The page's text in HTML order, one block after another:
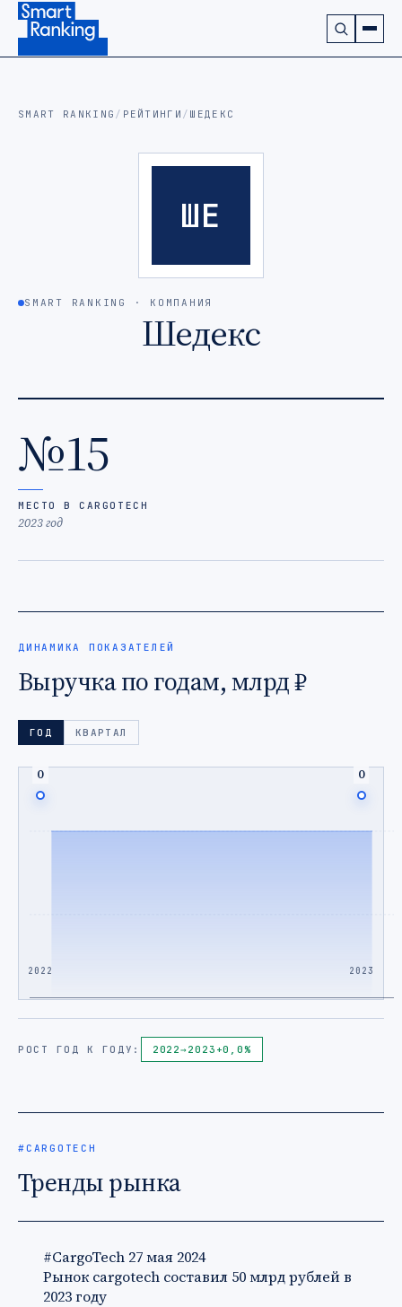
Подписаться на наш канал в Telegram (откроется в
SMART RANKING / РЕЙТИНГИ / ШЕДЕКС
ШЕ
SMART RANKING · КОМПАНИЯ
Шедекс
№15
МЕСТО В CARGOTECH
2023 год
ДИНАМИКА ПОКАЗАТЕЛЕЙ
Выручка по годам, млрд ₽
ГОД КВАРТАЛ
0 0
2022 2023
РОСТ ГОД К ГОДУ: 2022→ 2023 +0,0%
#CARGOTECH
Тренды рынка
#CargoTech 27 мая 2024
Рынок cargotech составил 50 млрд рублей в
2023 году